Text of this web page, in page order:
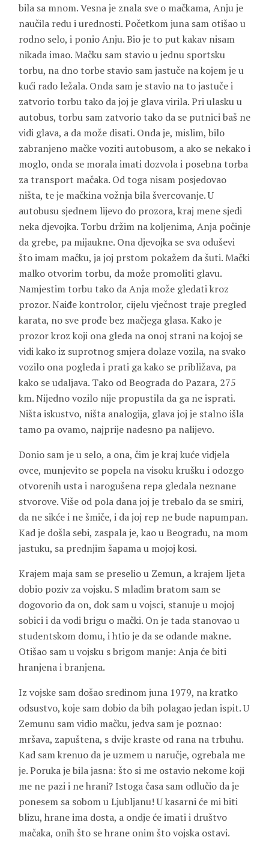
bila sa mnom. Vesna je znala sve o mačkama, Anju je
naučila redu i urednosti. Početkom juna sam otišao u
rodno selo, i ponio Anju. Bio je to put kakav nisam
nikada imao. Mačku sam stavio u jednu sportsku
torbu, na dno torbe stavio sam jastuče na kojem je u
kući rado ležala. Onda sam je stavio na to jastuče i
zatvorio torbu tako da joj je glava virila. Pri ulasku u
autobus, torbu sam zatvorio tako da se putnici baš ne
vidi glava, a da može disati. Onda je, mislim, bilo
zabranjeno mačke voziti autobusom, a ako se nekako i
moglo, onda se morala imati dozvola i posebna torba
za transport mačaka. Od toga nisam posjedovao
ništa, te je mačkina vožnja bila švercovanje. U
autobusu sjednem lijevo do prozora, kraj mene sjedi
neka djevojka. Torbu držim na koljenima, Anja počinje
da grebe, pa mijaukne. Ona djevojka se sva oduševi
što imam mačku, ja joj prstom pokažem da šuti. Mački
malko otvorim torbu, da može promoliti glavu.
Namjestim torbu tako da Anja može gledati kroz
prozor. Naiđe kontrolor, cijelu vječnost traje pregled
karata, no sve prođe bez mačjega glasa. Kako je
prozor kroz koji ona gleda na onoj strani na kojoj se
vidi kako iz suprotnog smjera dolaze vozila, na svako
vozilo ona pogleda i prati ga kako se približava, pa
kako se udaljava. Tako od Beograda do Pazara, 275
km. Nijedno vozilo nije propustila da ga ne isprati.
Ništa iskustvo, ništa analogija, glava joj je stalno išla
tamo pa ovamo, najprije nadesno pa nalijevo.
Donio sam je u selo, a ona, čim je kraj kuće vidjela
ovce, munjevito se popela na visoku krušku i odozgo
otvorenih usta i narogušena repa gledala neznane
stvorove. Više od pola dana joj je trebalo da se smiri,
da ne sikće i ne šmiče, i da joj rep ne bude napumpan.
Kad je došla sebi, zaspala je, kao u Beogradu, na mom
jastuku, sa prednjim šapama u mojoj kosi.
Krajem maja sam se preselio u Zemun, a krajem ljeta
dobio poziv za vojsku. S mlađim bratom sam se
dogovorio da on, dok sam u vojsci, stanuje u mojoj
sobici i da vodi brigu o mački. On je tada stanovao u
studentskom domu, i htio je da se odande makne.
Otišao sam u vojsku s brigom manje: Anja će biti
hranjena i branjena.
Iz vojske sam došao sredinom juna 1979, na kratko
odsustvo, koje sam dobio da bih polagao jedan ispit. U
Zemunu sam vidio mačku, jedva sam je poznao:
mršava, zapuštena, s dvije kraste od rana na trbuhu.
Kad sam krenuo da je uzmem u naručje, ogrebala me
je. Poruka je bila jasna: što si me ostavio nekome koji
me ne pazi i ne hrani? Istoga časa sam odlučio da je
ponesem sa sobom u Ljubljanu! U kasarni će mi biti
blizu, hrane ima dosta, a ondje će imati i društvo
mačaka, onih što se hrane onim što vojska ostavi.